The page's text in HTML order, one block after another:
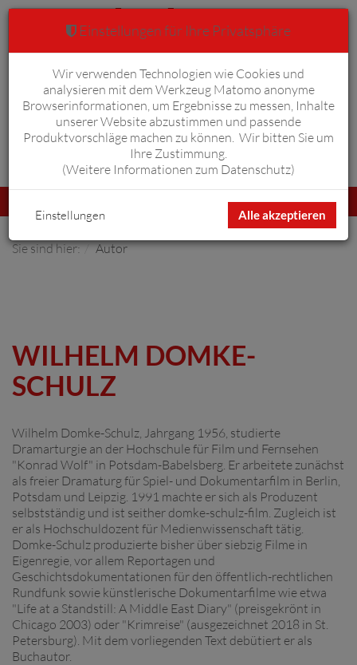
Anmelden Warenkorb 0
umschalten
Sie sind hier: Autor
WILHELM DOMKE-
SCHULZ
Wilhelm Domke-Schulz, Jahrgang 1956, studierte
Dramarturgie an der Hochschule für Film und Fernsehen
"Konrad Wolf" in Potsdam-Babelsberg. Er arbeitete zunächst
als freier Dramaturg für Spiel- und Dokumentarfilm in Berlin,
Potsdam und Leipzig. 1991 machte er sich als Produzent
selbstständig und ist seither domke-schulz-film. Zugleich ist
er als Hochschuldozent für Medienwissenschaft tätig.
Domke-Schulz produzierte bisher über siebzig Filme in
Eigenregie, vor allem Reportagen und
Geschichtsdokumentationen für den öffentlich-rechtlichen
Rundfunk sowie künstlerische Dokumentarfilme wie etwa
"Life at a Standstill: A Middle East Diary" (preisgekrönt in
Chicago 2003) oder "Krimreise" (ausgezeichnet 2018 in St.
Petersburg). Mit dem vorliegenden Text debütiert er als
Buchautor.
Einstellungen für Ihre Privatsphäre
Wir verwenden Technologien wie Cookies und
analysieren mit dem Werkzeug Matomo anonyme
Browserinformationen, um Ergebnisse zu messen, Inhalte
unserer Website abzustimmen und passende
Produktvorschläge machen zu können. Wir bitten Sie um
Ihre Zustimmung.
(Weitere Informationen zum Datenschutz)
Alle akzeptieren
Einstellungen